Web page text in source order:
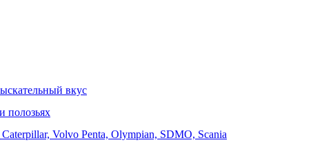
вкус
полозьях
Volvo Penta, Olympian, SDMO, Scania